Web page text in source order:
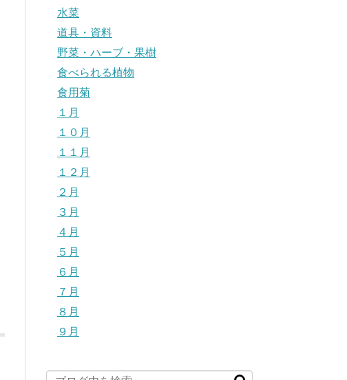
水菜
道具・資料
野菜・ハーブ・果樹
食べられる植物
食用菊
１月
１０月
１１月
１２月
２月
３月
４月
５月
６月
７月
８月
９月